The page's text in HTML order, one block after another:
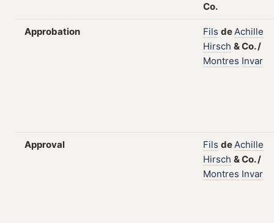
Co.
Approbation Fils deAchille
Hirsch &Co./
Montres Invar
Approval Fils deAchille
Hirsch &Co./
Montres Invar